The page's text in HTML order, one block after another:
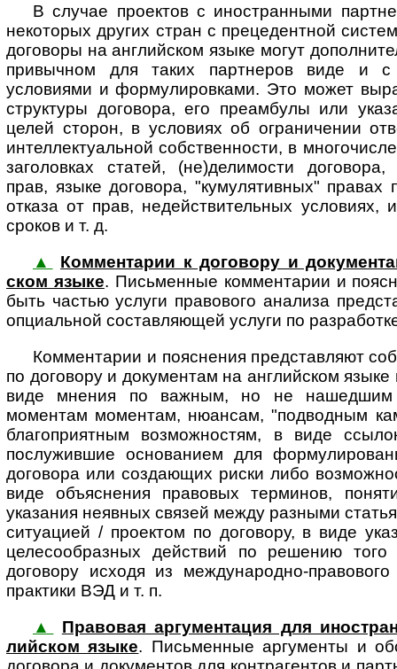
В случае проектов с иностранными
некоторых других стран с прецедентной
договоры на английском языке могут
привычном для таких партнеров виде и
условиями и формулировками. Это может
структуры договора, его преамбулы или
целей сторон, в условиях об ограничении
интеллектуальной собственности, в
заголовках статей, (не)делимости договора,
прав, языке договора, "кумулятивных" правах
отказа от прав, недействительных условиях,
сроков и т. д.
▲
Комментарии к договору и
ском язы­ке. Пись­мен­ные ком­мен­та­рии и
быть частью услуги правового анализа
опциальной составляющей услуги по
Комментарии и пояснения представляют
по договору и документам на английском языке
виде мнения по важным, но не нашедшим
моментам моментам, нюансам, "подводным
благоприятным возможностям, в виде
послужившие основанием для
договора или создающих риски либо
виде объяснения правовых терминов,
указания неявных связей между разными
ситуацией / проектом по договору, в виде
целесообразных действий по решению
договору исходя из международно-
практики ВЭД и т. п.
▲
Правовая аргументация для
лий­ском язы­ке. Пись­мен­ные ар­гу­мен­ты и